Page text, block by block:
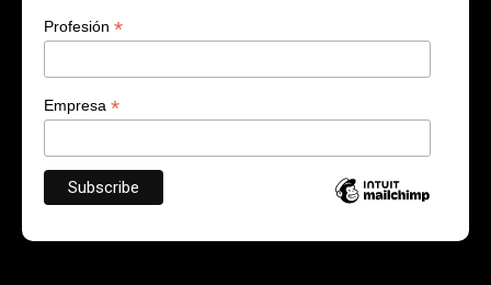
Profesión *
Empresa *